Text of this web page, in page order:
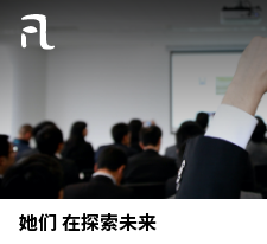
她们 在探索未来